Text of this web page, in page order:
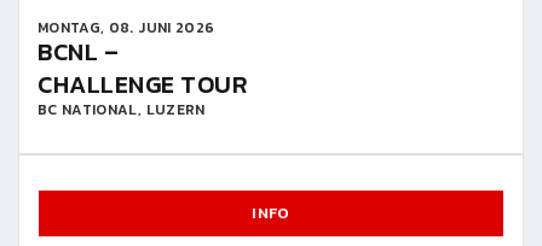
MONTAG, 08. JUNI 2026
BCNL –
CHALLENGE TOUR
BC NATIONAL, LUZERN
INFO